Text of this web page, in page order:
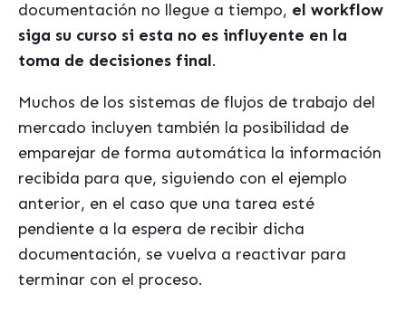
documentación no llegue a tiempo, el workflow
siga su curso si esta no es influyente en la
toma de decisiones final.
Muchos de los sistemas de flujos de trabajo del
mercado incluyen también la posibilidad de
emparejar de forma automática la información
recibida para que, siguiendo con el ejemplo
anterior, en el caso que una tarea esté
pendiente a la espera de recibir dicha
documentación, se vuelva a reactivar para
terminar con el proceso.